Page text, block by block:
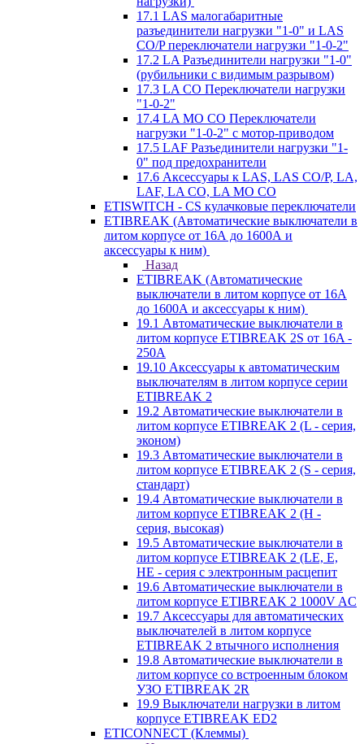
17.1 LAS малогабаритные
разъединители нагрузки "1-0" и LAS
CO/P переключатели нагрузки "1-0-2"
17.2 LA Разъединители нагрузки "1-0"
(рубильники с видимым разрывом)
17.3 LA CO Переключатели нагрузки
"1-0-2"
17.4 LA MO CO Переключатели
нагрузки "1-0-2" с мотор-приводом
17.5 LAF Разъединители нагрузки "1-
0" под предохранители
17.6 Аксессуары к LAS, LAS CO/P, LA,
LAF, LA CO, LA MO CO
ETISWITCH - CS кулачковые переключатели
ETIBREAK (Автоматические выключатели в
литом корпусе от 16А до 1600А и
аксессуары к ним)
Назад
ETIBREAK (Автоматические
выключатели в литом корпусе от 16А
до 1600А и аксессуары к ним)
19.1 Автоматические выключатели в
литом корпусе ETIBREAK 2S от 16A -
250A
19.10 Аксессуары к автоматическим
выключателям в литом корпусе серии
ETIBREAK 2
19.2 Автоматические выключатели в
литом корпусе ETIBREAK 2 (L - серия,
эконом)
19.3 Автоматические выключатели в
литом корпусе ETIBREAK 2 (S - серия,
стандарт)
19.4 Автоматические выключатели в
литом корпусе ETIBREAK 2 (H -
серия, высокая)
19.5 Автоматические выключатели в
литом корпусе ETIBREAK 2 (LE, E,
HE - серия с электронным расцепит
19.6 Автоматические выключатели в
литом корпусе ETIBREAK 2 1000V AC
19.7 Аксессуары для автоматических
выключателей в литом корпусе
ETIBREAK 2 втычного исполнения
19.8 Автоматические выключатели в
литом корпусе со встроенным блоком
УЗО ETIBREAK 2R
19.9 Выключатели нагрузки в литом
корпусе ETIBREAK ED2
ETICONNECT (Клеммы)